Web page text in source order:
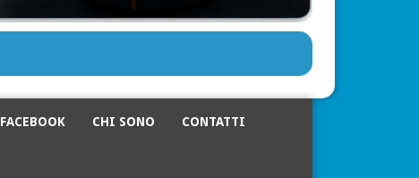
FACEBOOK CHI SONO CONTATTI